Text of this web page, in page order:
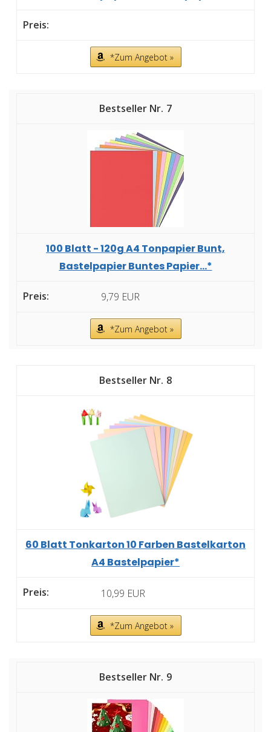
*Zum Angebot »
7
100 Blatt - 120g A4 Tonpapier Bunt,
Bastelpapier Buntes Papier...*
9,79 EUR
*Zum Angebot »
8
60 Blatt Tonkarton 10 Farben Bastelkarton
A4 Bastelpapier*
10,99 EUR
*Zum Angebot »
9